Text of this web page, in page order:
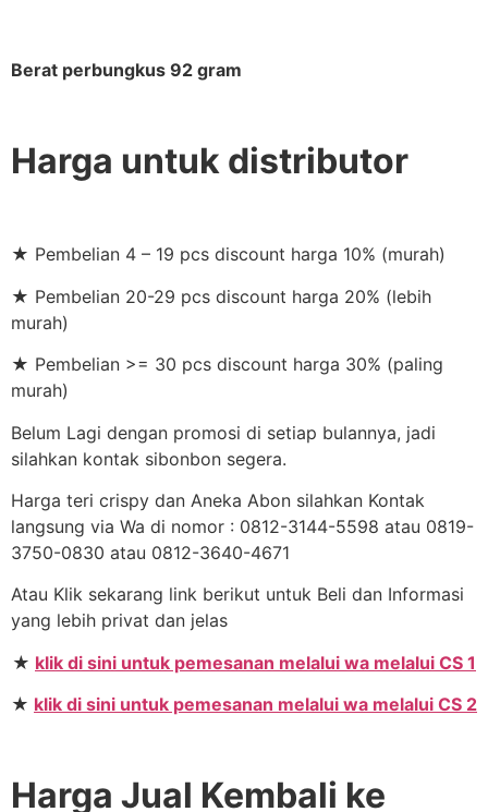
Berat perbungkus 92 gram
Harga untuk distributor
★ Pembelian 4 – 19 pcs discount harga 10% (murah)
★ Pembelian 20-29 pcs discount harga 20% (lebih
murah)
★ Pembelian >= 30 pcs discount harga 30% (paling
murah)
Belum Lagi dengan promosi di setiap bulannya, jadi
silahkan kontak sibonbon segera.
Harga teri crispy dan Aneka Abon silahkan Kontak
langsung via Wa di nomor : 0812-3144-5598 atau 0819-
3750-0830 atau 0812-3640-4671
Atau Klik sekarang link berikut untuk Beli dan Informasi
yang lebih privat dan jelas
★ klik di sini untuk pemesanan melalui wa melalui CS 1
★ klik di sini untuk pemesanan melalui wa melalui CS 2
Harga Jual Kembali ke